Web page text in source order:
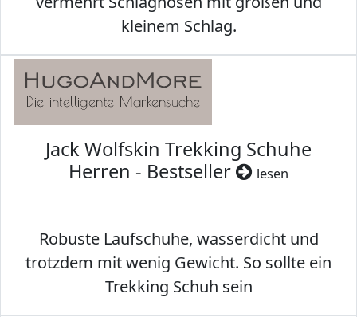
kleinem Schlag.
Jack Wolfskin Trekking Schuhe
Herren - Bestseller
lesen
Robuste Laufschuhe, wasserdicht und
trotzdem mit wenig Gewicht. So sollte ein
Trekking Schuh sein